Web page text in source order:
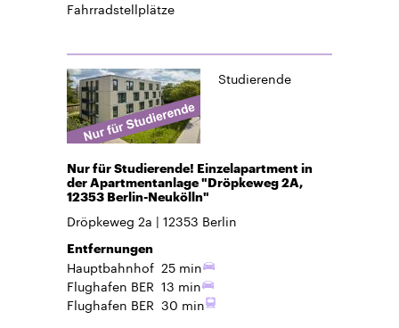
Fahrradstellplätze
Studierende
Nur für Studierende! Einzelapartment in
der Apartmentanlage "Dröpkeweg 2A,
12353 Berlin-Neukölln"
Dröpkeweg 2a 12353 Berlin
Entfernungen
Hauptbahnhof 25 min
Flughafen BER 13 min
Flughafen BER 30 min